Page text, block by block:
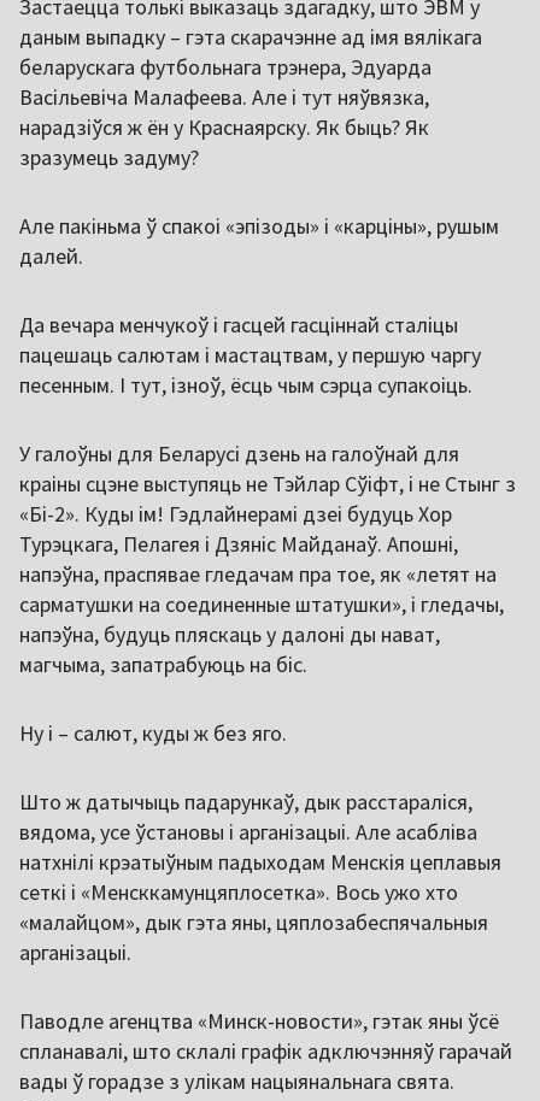
Застаецца толькі выказаць здагадку, што ЭВМ у
даным выпадку – гэта скарачэнне ад імя вялікага
беларускага футбольнага трэнера, Эдуарда
Васільевіча Малафеева. Але і тут няўвязка,
нарадзіўся ж ён у Краснаярску. Як быць? Як
зразумець задуму?
Але пакіньма ў спакоі «эпізоды» і «карціны», рушым
далей.
Да вечара менчукоў і гасцей гасціннай сталіцы
пацешаць салютам і мастацтвам, у першую чаргу
песенным. І тут, ізноў, ёсць чым сэрца супакоіць.
У галоўны для Беларусі дзень на галоўнай для
краіны сцэне выступяць не Тэйлар Сўіфт, і не Стынг з
«Бі-2». Куды ім! Гэдлайнерамі дзеі будуць Хор
Турэцкага, Пелагея і Дзяніс Майданаў. Апошні,
напэўна, праспявае гледачам пра тое, як «летят на
сарматушки на соединенные штатушки», і гледачы,
напэўна, будуць пляскаць у далоні ды нават,
магчыма, запатрабуюць на біс.
Ну і – салют, куды ж без яго.
Што ж датычыць падарункаў, дык расстараліся,
вядома, усе ўстановы і арганізацыі. Але асабліва
натхнілі крэатыўным падыходам Менскія цеплавыя
сеткі і «Менсккамунцяплосетка». Вось ужо хто
«малайцом», дык гэта яны, цяплозабеспячальныя
арганізацыі.
Паводле агенцтва «Минск-новости», гэтак яны ўсё
спланавалі, што склалі графік адключэнняў гарачай
вады ў горадзе з улікам нацыянальнага свята.